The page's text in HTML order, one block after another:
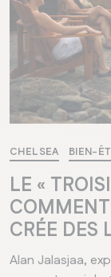
CHELSEA BIEN-
LE «
CRÉE DES
Alan Jalasjaa,